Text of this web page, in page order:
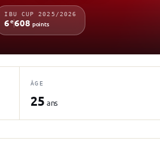
IBU CUP 2025/2026
6e608 points
ÂGE
25 ans